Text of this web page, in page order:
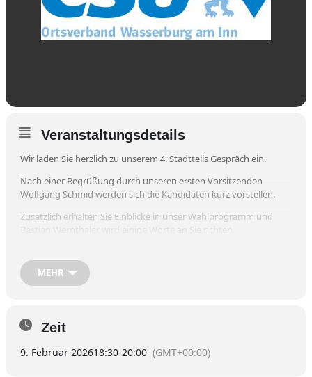
Veranstaltungsdetails
Wir laden Sie herzlich zu unserem 4. Stadtteils Gespräch ein.
Nach einer Begrüßung durch unseren ersten Vorsitzenden
Wolfgang Schmid werden sich die Kandidaten kurz vorstellen.
Zusätzlich erhalten Sie Einblicke in unser Wahlprogramm und
Kandidaten ins persönliche Gespräch zu kommen.
Wir freuen uns auf Ihr Kommen.
Wasserburg am Inn
MEHR
Zeit
9. Februar 202618:30-20:00 (GMT+00:00)